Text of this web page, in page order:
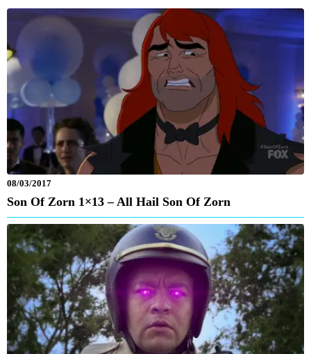
08/03/2017
Son Of Zorn 1×13 – All Hail Son Of Zorn